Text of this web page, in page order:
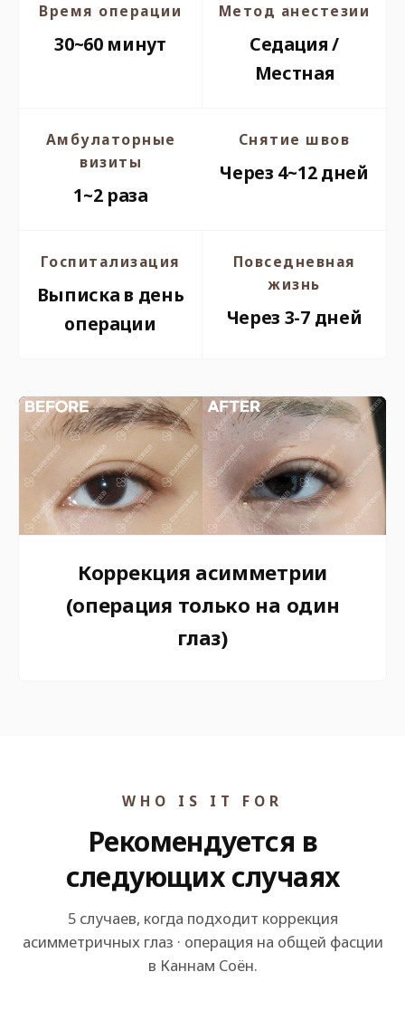
Время операции
30~60 минут
Метод анестезии
Седация /
Местная
Амбулаторные
визиты
1~2 раза
Снятие швов
Через 4~12 дней
Госпитализация
Выписка в день
операции
Повседневная
жизнь
Через 3-7 дней
Коррекция асимметрии
(операция только на один
глаз)
WHO IS IT FOR
Рекомендуется в
следующих случаях
5 случаев, когда подходит коррекция
асимметричных глаз · операция на общей фасции
в Каннам Соён.